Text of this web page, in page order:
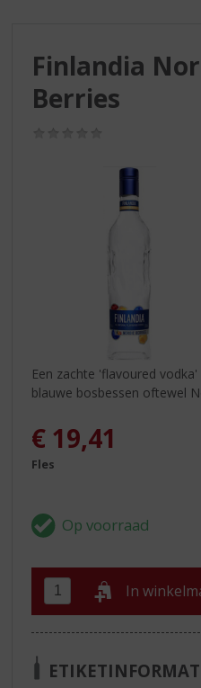
Finlandia
Berries
Een zachte 'flavoured
blauwe bosbessen oftewel
€ 19,41
Fles
In